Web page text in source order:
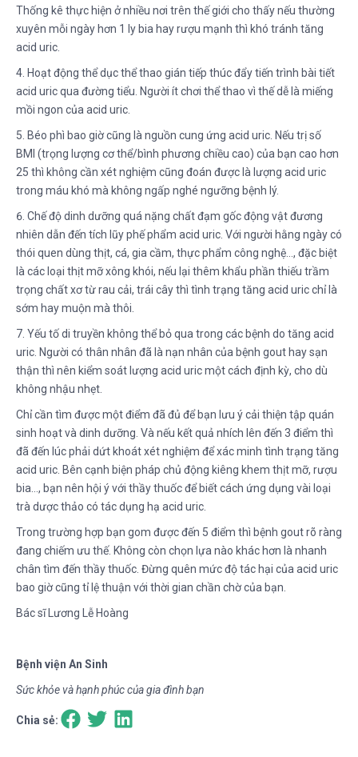
Thống kê thực hiện ở nhiều nơi trên thế giới cho thấy nếu thường
xuyên mỗi ngày hơn 1 ly bia hay rượu mạnh thì khó tránh tăng
acid uric.
4. Hoạt động thể dục thể thao gián tiếp thúc đẩy tiến trình bài tiết
acid uric qua đường tiểu. Người ít chơi thể thao vì thế dễ là miếng
mồi ngon của acid uric.
5. Béo phì bao giờ cũng là nguồn cung ứng acid uric. Nếu trị số
BMI (trọng lượng cơ thể/bình phương chiều cao) của bạn cao hơn
25 thì không cần xét nghiệm cũng đoán được là lượng acid uric
trong máu khó mà không ngấp nghé ngưỡng bệnh lý.
6. Chế độ dinh dưỡng quá nặng chất đạm gốc động vật đương
nhiên dẫn đến tích lũy phế phẩm acid uric. Với người hằng ngày có
thói quen dùng thịt, cá, gia cầm, thực phẩm công nghệ…, đặc biệt
là các loại thịt mỡ xông khói, nếu lại thêm khẩu phần thiếu trầm
trọng chất xơ từ rau cải, trái cây thì tình trạng tăng acid uric chỉ là
sớm hay muộn mà thôi.
7. Yếu tố di truyền không thể bỏ qua trong các bệnh do tăng acid
uric. Người có thân nhân đã là nạn nhân của bệnh gout hay sạn
thận thì nên kiểm soát lượng acid uric một cách định kỳ, cho dù
không nhậu nhẹt.
Chỉ cần tìm được một điểm đã đủ để bạn lưu ý cải thiện tập quán
sinh hoạt và dinh dưỡng. Và nếu kết quả nhích lên đến 3 điểm thì
đã đến lúc phải dứt khoát xét nghiệm để xác minh tình trạng tăng
acid uric. Bên cạnh biện pháp chủ động kiêng khem thịt mỡ, rượu
bia…, bạn nên hội ý với thầy thuốc để biết cách ứng dụng vài loại
trà dược thảo có tác dụng hạ acid uric.
Trong trường hợp bạn gom được đến 5 điểm thì bệnh gout rõ ràng
đang chiếm ưu thế. Không còn chọn lựa nào khác hơn là nhanh
chân tìm đến thầy thuốc. Đừng quên mức độ tác hại của acid uric
bao giờ cũng tỉ lệ thuận với thời gian chần chờ của bạn.
Bác sĩ Lương Lễ Hoàng
Bệnh viện An Sinh
Sức khỏe và hạnh phúc của gia đình bạn
Chia sẻ: